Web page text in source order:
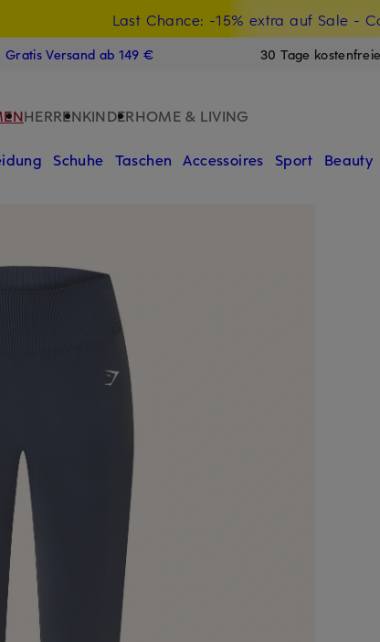
Last Chance: -15% extra auf Sale -
15€-Willkommensgutschein mit
Gratis Versand ab 149 € 30 Tage
HERRENKINDERHOME & LIVING
Schuhe Taschen Accessoires Sport Beauty